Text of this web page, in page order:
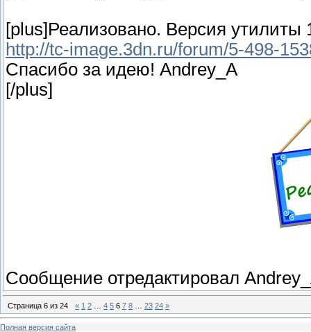
[plus]Реализовано. Версия утилиты
http://tc-image.3dn.ru/forum/5-498-
Спасибо за идею! Andrey_A
[/plus]
Сообщение отредактировал
Страница 6 из 24 « 1 2 4 5 6 7 8 23 24 »
Полная версия сайта